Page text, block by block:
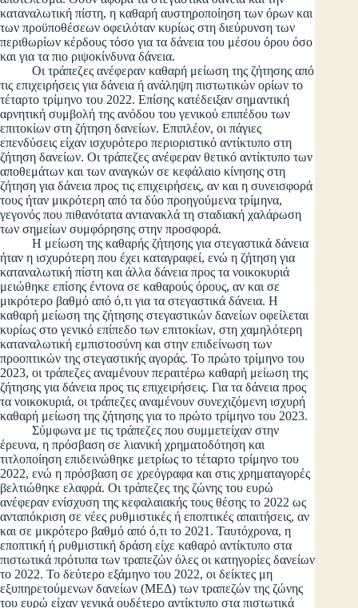
καταναλωτική πίστη, η καθαρή αυστηροποίηση των όρων και
των προϋποθέσεων οφειλόταν κυρίως στη διεύρυνση των
περιθωρίων κέρδους τόσο για τα δάνεια του μέσου όρου όσο
και για τα πιο ριψοκίνδυνα δάνεια.
Οι τράπεζες ανέφεραν καθαρή μείωση της ζήτησης από
τις επιχειρήσεις για δάνεια ή ανάληψη πιστωτικών ορίων το
τέταρτο τρίμηνο του 2022. Επίσης κατέδειξαν σημαντική
αρνητική συμβολή της ανόδου του γενικού επιπέδου των
επιτοκίων στη ζήτηση δανείων. Επιπλέον, οι πάγιες
επενδύσεις είχαν ισχυρότερο περιοριστικό αντίκτυπο στη
ζήτηση δανείων. Οι τράπεζες ανέφεραν θετικό αντίκτυπο των
αποθεμάτων και των αναγκών σε κεφάλαιο κίνησης στη
ζήτηση για δάνεια προς τις επιχειρήσεις, αν και η συνεισφορά
τους ήταν μικρότερη από τα δύο προηγούμενα τρίμηνα,
γεγονός που πιθανότατα αντανακλά τη σταδιακή χαλάρωση
των σημείων συμφόρησης στην προσφορά.
Η μείωση της καθαρής ζήτησης για στεγαστικά δάνεια
ήταν η ισχυρότερη που έχει καταγραφεί, ενώ η ζήτηση για
καταναλωτική πίστη και άλλα δάνεια προς τα νοικοκυριά
μειώθηκε επίσης έντονα σε καθαρούς όρους, αν και σε
μικρότερο βαθμό από ό,τι για τα στεγαστικά δάνεια. Η
καθαρή μείωση της ζήτησης στεγαστικών δανείων οφείλεται
κυρίως στο γενικό επίπεδο των επιτοκίων, στη χαμηλότερη
καταναλωτική εμπιστοσύνη και στην επιδείνωση των
προοπτικών της στεγαστικής αγοράς. Το πρώτο τρίμηνο του
2023, οι τράπεζες αναμένουν περαιτέρω καθαρή μείωση της
ζήτησης για δάνεια προς τις επιχειρήσεις. Για τα δάνεια προς
τα νοικοκυριά, οι τράπεζες αναμένουν συνεχιζόμενη ισχυρή
καθαρή μείωση της ζήτησης για το πρώτο τρίμηνο του 2023.
Σύμφωνα με τις τράπεζες που συμμετείχαν στην
έρευνα, η πρόσβαση σε λιανική χρηματοδότηση και
τιτλοποίηση επιδεινώθηκε μετρίως το τέταρτο τρίμηνο του
2022, ενώ η πρόσβαση σε χρεόγραφα και στις χρηματαγορές
βελτιώθηκε ελαφρά. Οι τράπεζες της ζώνης του ευρώ
ανέφεραν ενίσχυση της κεφαλαιακής τους θέσης το 2022 ως
ανταπόκριση σε νέες ρυθμιστικές ή εποπτικές απαιτήσεις, αν
και σε μικρότερο βαθμό από ό,τι το 2021. Ταυτόχρονα, η
εποπτική ή ρυθμιστική δράση είχε καθαρό αντίκτυπο στα
πιστωτικά πρότυπα των τραπεζών όλες οι κατηγορίες δανείων
το 2022. Το δεύτερο εξάμηνο του 2022, οι δείκτες μη
εξυπηρετούμενων δανείων (ΜΕΔ) των τραπεζών της ζώνης
του ευρώ είχαν γενικά ουδέτερο αντίκτυπο στα πιστωτικά